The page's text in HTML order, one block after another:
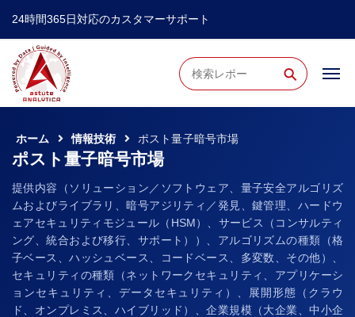
24時間365日対応のカスタマーサポート
⚲
ホーム 情報技術 ポスト量子暗号市場
ポスト量子暗号市場
提供内容（ソリューション／ソフトウェア、量子安全アルゴリズ
ムおよびライブラリ、暗号アジリティ／発見、鍵管理、ハードウ
ェアセキュリティモジュール（HSM）、サービス（コンサルティ
ング、統合および移行、サポート））、アルゴリズムの種類（格
子ベース、ハッシュベース、コードベース、多変数、その他）、
セキュリティの種類（ネットワークセキュリティ、アプリケーシ
ョンセキュリティ、データセキュリティ）、展開形態（クラウ
ド、オンプレミス、ハイブリッド）、企業規模（大企業、中小企